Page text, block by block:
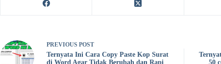
PREVIOUS POST
Ternyata Ini Cara Copy Paste Kop Surat
di Word Agar Tidak Berubah dan Rapi
50